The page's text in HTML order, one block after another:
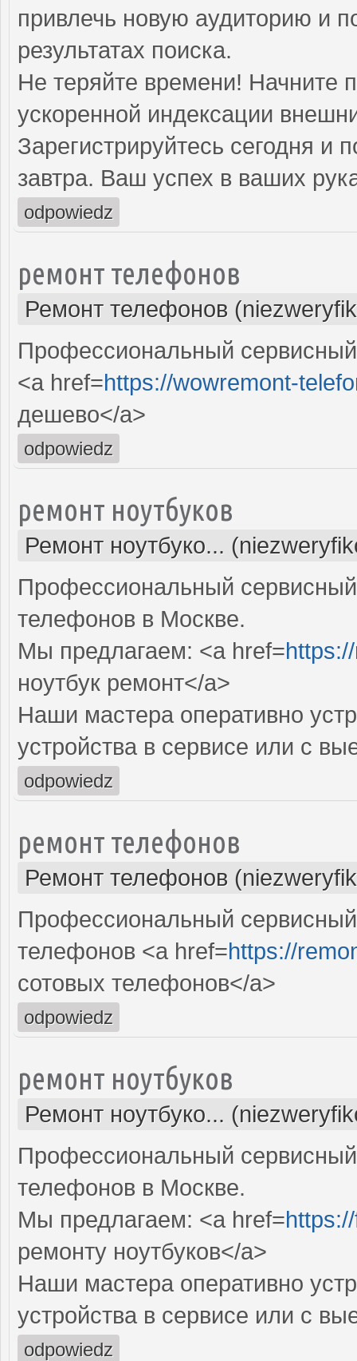
привлечь новую аудиторию и
результатах поиска.
Не теряйте времени! Начните
ускоренной индексации
Зарегистрируйтесь сегодня и
завтра. Ваш успех в ваших
odpowiedz
ремонт телефонов
Ремонт телефонов
Профессиональный
<a href=https://wowremont-
дешево</a>
odpowiedz
ремонт ноутбуков
Ремонт ноутбуко...
Профессиональный
телефонов в Москве.
Мы предлагаем: <a href=
ноутбук ремонт</a>
Наши мастера оперативно
устройства в сервисе или с
odpowiedz
ремонт телефонов
Ремонт телефонов
Профессиональный
телефонов <a href=https://
сотовых телефонов</a>
odpowiedz
ремонт ноутбуков
Ремонт ноутбуко...
Профессиональный
телефонов в Москве.
Мы предлагаем: <a href=
ремонту ноутбуков</a>
Наши мастера оперативно
устройства в сервисе или с
odpowiedz